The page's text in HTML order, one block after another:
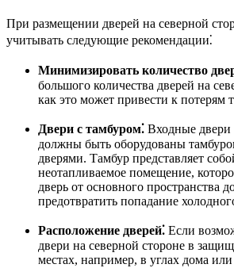
При размещении дверей на северной
учитывать следующие рекомендации⁚
Минимизировать количество
большого количества дверей на
как это может привести к потерям
Двери с тамбуром⁚ Входные двери
должны быть оборудованы
дверями. Тамбур представляет
неотапливаемое помещение,
дверь от основного пространства
предотвратить попадание
Расположение дверей⁚ Если
двери на северной стороне в
местах, например, в углах дома